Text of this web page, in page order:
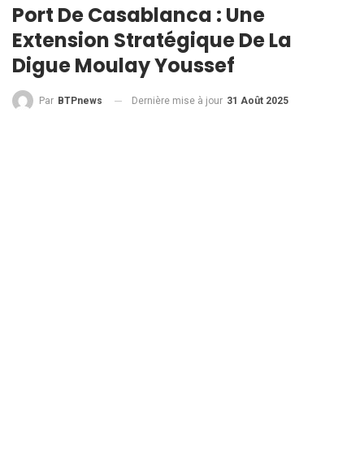
Port De Casablanca : Une
Extension Stratégique De La
Digue Moulay Youssef
Par BTPnews Dernière mise à jour 31 Août 2025